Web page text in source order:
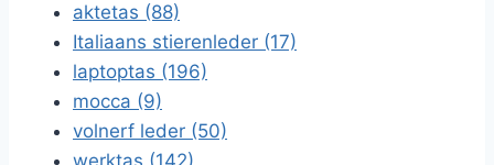
aktetas (88)
Italiaans stierenleder (17)
laptoptas (196)
mocca (9)
volnerf leder (50)
werktas (142)